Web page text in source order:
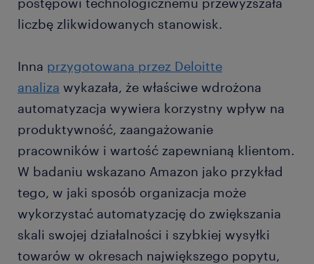
liczbę zlikwidowanych stanowisk.
Inna przygotowana przez Deloitte
analiza wykazała, że właściwe wdrożona
automatyzacja wywiera korzystny wpływ na
produktywność, zaangażowanie
pracowników i wartość zapewnianą klientom.
W badaniu wskazano Amazon jako przykład
tego, w jaki sposób organizacja może
wykorzystać automatyzację do zwiększania
skali swojej działalności i szybkiej wysyłki
towarów w okresach największego popytu,